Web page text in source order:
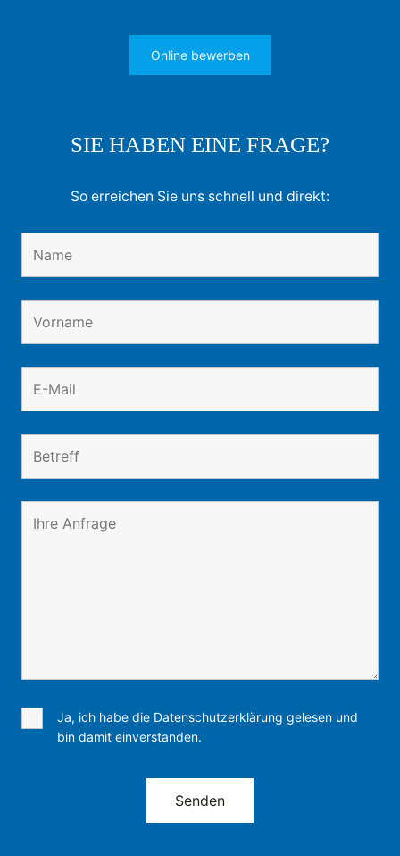
Online bewerben
SIE HABEN EINE FRAGE?
So erreichen Sie uns schnell und direkt:
Ja, ich habe die Datenschutzerklärung gelesen und
bin damit einverstanden.